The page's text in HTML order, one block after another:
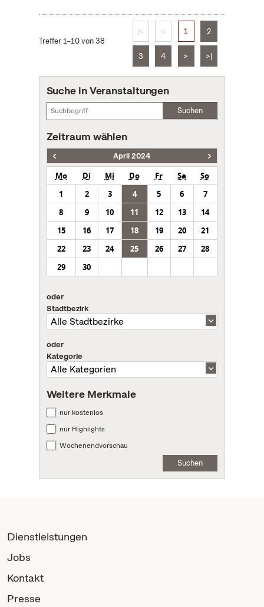
Treffer 1–10 von 38
|< < 1 2
3 4 > >|
Suche in Veranstaltungen
Suchen
Zeitraum wählen
April 2024
Mo Di Mi Do Fr Sa
So
1
2 3 4 5 6
7
8
9 10 11 12 13
14
15
16 17 18 19 20
21
22
23 24 25 26 27
28
29
30
oder
Stadtbezirk
oder
Kategorie
Weitere Merkmale
nur kostenlos
nur Highlights
Wochenendvorschau
Suchen
Dienstleistungen
Jobs
Kontakt
Presse